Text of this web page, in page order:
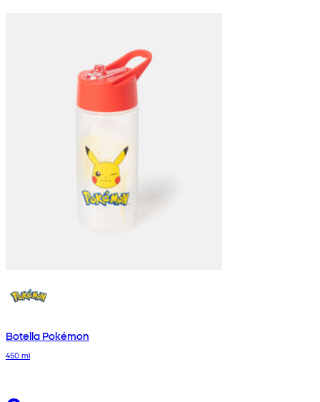
Botella Pokémon
450 ml